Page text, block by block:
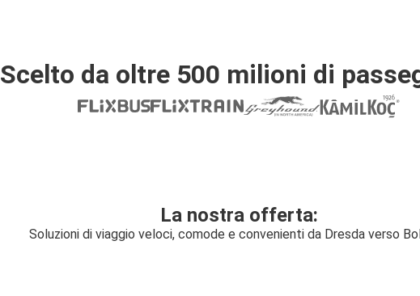
Scelto da oltre 500 milioni di
La nostra offerta:
Soluzioni di viaggio veloci, comode e convenienti da Dresda verso